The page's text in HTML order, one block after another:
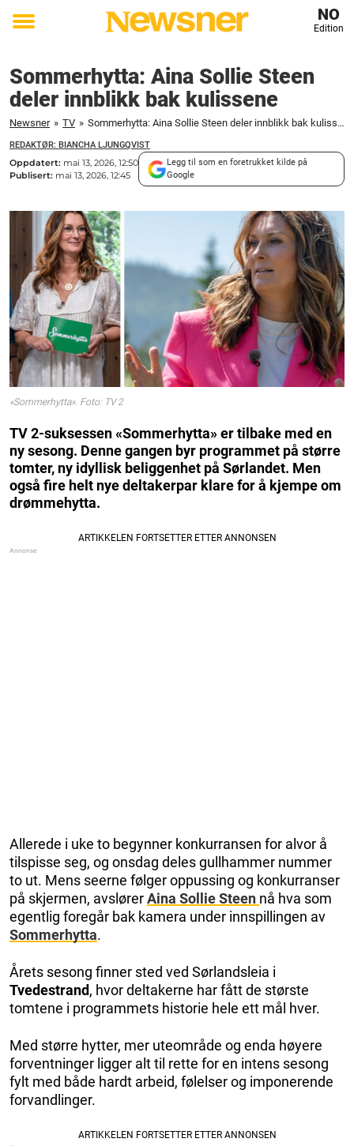
Toggle
NO
Edition
Sommerhytta: Aina Sollie Steen
deler innblikk bak kulissene
Newsner » TV » Sommerhytta: Aina Sollie Steen deler innblikk bak kulissene
REDAKTØR: BIANCHA LJUNGQVIST
Oppdatert: mai 13, 2026, 12:50
Publisert: mai 13, 2026, 12:45
Legg til som en foretrukket kilde på
Google
«Sommerhytta». Foto: TV 2
TV 2-suksessen «Sommerhytta» er tilbake med en
ny sesong. Denne gangen byr programmet på større
tomter, ny idyllisk beliggenhet på Sørlandet. Men
også fire helt nye deltakerpar klare for å kjempe om
drømmehytta.
Allerede i uke to begynner konkurransen for alvor å
tilspisse seg, og onsdag deles gullhammer nummer
to ut. Mens seerne følger oppussing og konkurranser
på skjermen, avslørerAina Sollie Steen nå hva som
egentlig foregår bak kamera under innspillingen av
Sommerhytta.
Årets sesong finner sted ved Sørlandsleia i
Tvedestrand, hvor deltakerne har fått de største
tomtene i programmets historie hele ett mål hver.
Med større hytter, mer uteområde og enda høyere
forventninger ligger alt til rette for en intens sesong
fylt med både hardt arbeid, følelser og imponerende
forvandlinger.